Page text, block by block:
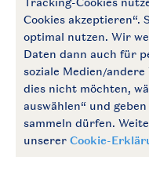
Zum Newsletter